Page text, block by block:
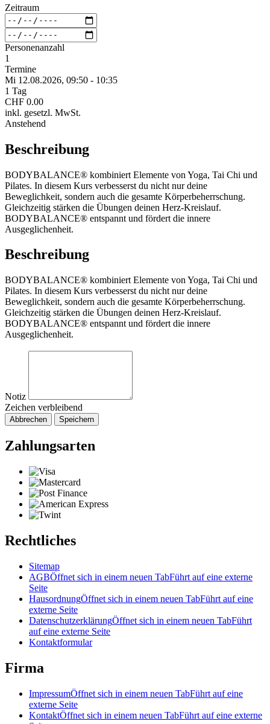
Zeitraum
Personenanzahl
1
Termine
Mi 12.08.2026, 09:50 - 10:35
1 Tag
CHF 0.00
inkl. gesetzl. MwSt.
Anstehend
Beschreibung
BODYBALANCE® kombiniert Elemente von Yoga, Tai Chi und
Pilates. In diesem Kurs verbesserst du nicht nur deine
Beweglichkeit, sondern auch die gesamte Körperbeherrschung.
Gleichzeitig stärken die Übungen deinen Herz-Kreislauf.
BODYBALANCE® entspannt und fördert die innere
Ausgeglichenheit.
Beschreibung
BODYBALANCE® kombiniert Elemente von Yoga, Tai Chi und
Pilates. In diesem Kurs verbesserst du nicht nur deine
Beweglichkeit, sondern auch die gesamte Körperbeherrschung.
Gleichzeitig stärken die Übungen deinen Herz-Kreislauf.
BODYBALANCE® entspannt und fördert die innere
Ausgeglichenheit.
Notiz
Zeichen verbleibend
Abbrechen Speichern
Zahlungsarten
Rechtliches
Sitemap
AGBÖffnet sich in einem neuen TabFührt auf eine externe
Seite
HausordnungÖffnet sich in einem neuen TabFührt auf eine
externe Seite
DatenschutzerklärungÖffnet sich in einem neuen TabFührt
auf eine externe Seite
Kontaktformular
Firma
ImpressumÖffnet sich in einem neuen TabFührt auf eine
externe Seite
KontaktÖffnet sich in einem neuen TabFührt auf eine externe